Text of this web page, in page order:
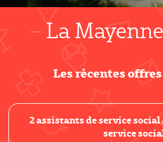
La
Les récentes
2 assistants de service social
service